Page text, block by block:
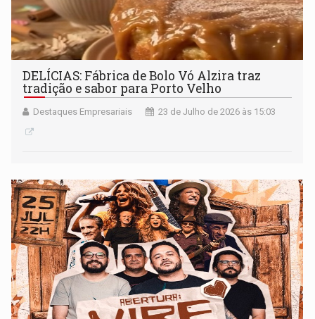
DELÍCIAS: Fábrica de Bolo Vó Alzira traz
tradição e sabor para Porto Velho
Destaques Empresariais 23 de Julho de 2026 às 15:03